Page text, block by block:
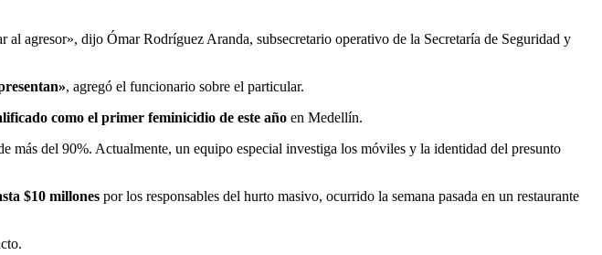
agresor», dijo Ómar Rodríguez Aranda, subsecretario operativo de la Secretaría de Seguridad y
, agregó el funcionario sobre el particular.
como el primer feminicidio de este año en Medellín.
más del 90%. Actualmente, un equipo especial investiga los móviles y la identidad del presunto
$10 millones por los responsables del hurto masivo, ocurrido la semana pasada en un restaurante